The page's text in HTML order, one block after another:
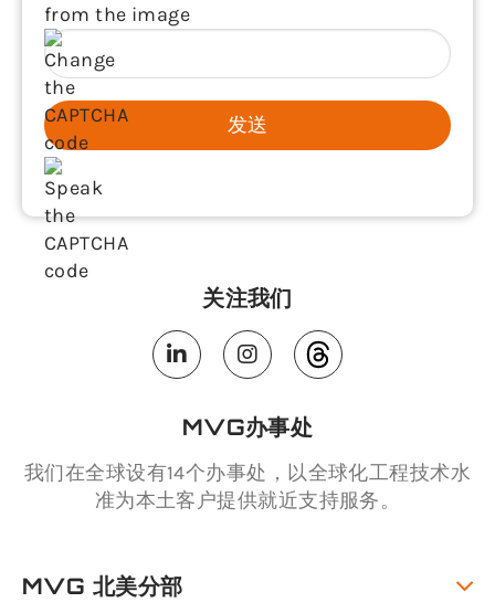
发送
关注我们
MVG办事处
我们在全球设有14个办事处，以全球化工程技术水
准为本土客户提供就近支持服务。
MVG 北美分部